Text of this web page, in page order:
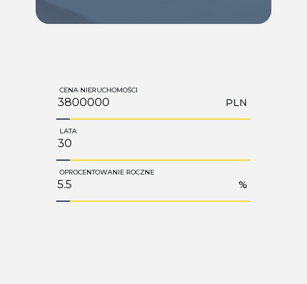
CENA NIERUCHOMOŚCI
PLN
LATA
OPROCENTOWANIE ROCZNE
%